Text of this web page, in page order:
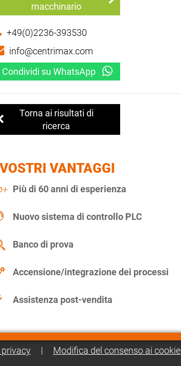
macchinario
+49(0)2236-393530
info@centrimax.com
Condividi su WhatsApp
Torna ai risultati di
ricerca
VANTAGGI
Più di 60 anni di esperienza
Nuovo sistema di controllo PLC
Banco di prova
Accensione/integrazione dei processi
Assistenza post-vendita
| Modifica del consenso ai cookie